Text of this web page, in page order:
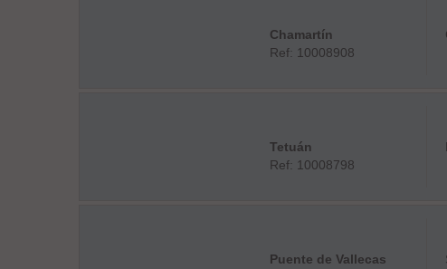
Chamartín
Ref: 10008908
Tetuán
Ref: 10008798
Puente de Vallecas